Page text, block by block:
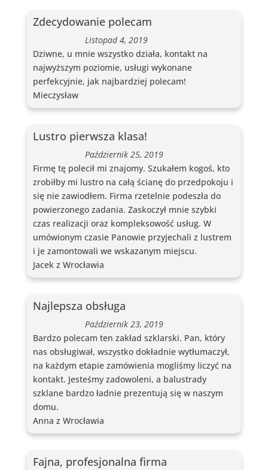
Zdecydowanie polecam
Listopad 4, 2019
Dziwne, u mnie wszystko działa, kontakt na
najwyższym poziomie, usługi wykonane
perfekcyjnie, jak najbardziej polecam!
Mieczysław
Lustro pierwsza klasa!
Październik 25, 2019
Firmę tę polecił mi znajomy. Szukałem kogoś, kto
zrobiłby mi lustro na całą ścianę do przedpokoju i
się nie zawiodłem. Firma rzetelnie podeszła do
powierzonego zadania. Zaskoczył mnie szybki
czas realizacji oraz kompleksowość usług. W
umówionym czasie Panowie przyjechali z lustrem
i je zamontowali we wskazanym miejscu.
Jacek z Wrocławia
Najlepsza obsługa
Październik 23, 2019
Bardzo polecam ten zakład szklarski. Pan, który
nas obsługiwał, wszystko dokładnie wytłumaczył,
na każdym etapie zamówienia mogliśmy liczyć na
kontakt. Jesteśmy zadowoleni, a balustrady
szklane bardzo ładnie prezentują się w naszym
domu.
Anna z Wrocławia
Fajna, profesjonalna firma